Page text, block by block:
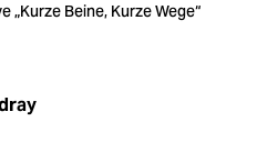
„Kurze Beine, Kurze Wege“